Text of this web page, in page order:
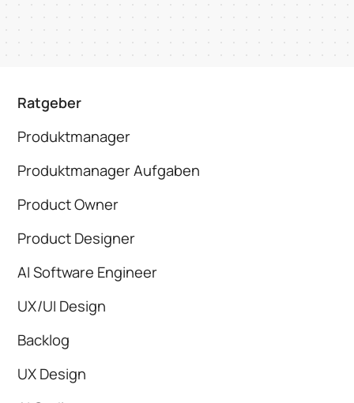
Ratgeber
Produktmanager
Produktmanager Aufgaben
Product Owner
Product Designer
AI Software Engineer
UX/UI Design
Backlog
UX Design